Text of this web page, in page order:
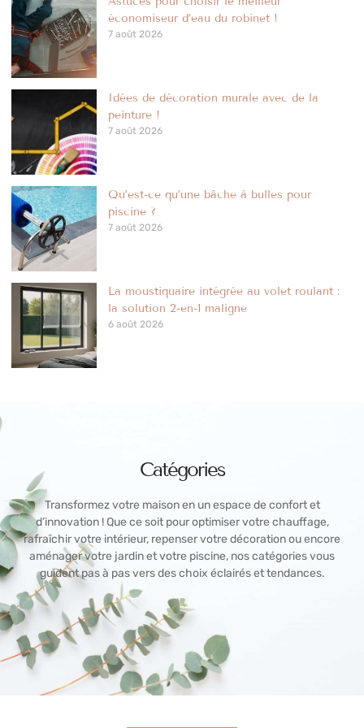
économiseur d’eau du robinet !
7 août 2026
Idées de décoration murale avec de la
peinture !
7 août 2026
Qu’est-ce qu’une bâche à bulles pour
piscine ?
7 août 2026
La moustiquaire intégrée au volet roulant :
la solution 2-en-1 maligne
6 août 2026
Catégories
Transformez votre maison en un espace de confort et
d’innovation ! Que ce soit pour optimiser votre chauffage,
rafraîchir votre intérieur, repenser votre décoration ou encore
aménager votre jardin et votre piscine, nos catégories vous
guident pas à pas vers des choix éclairés et tendances.